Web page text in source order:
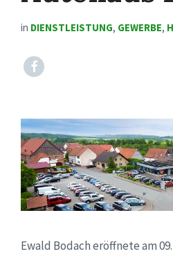
in DIENSTLEISTUNG, GEWERBE,
Facebook
Ewald Bodach eröffnete am